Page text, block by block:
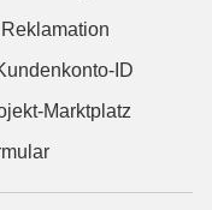
ID
Marktplatz